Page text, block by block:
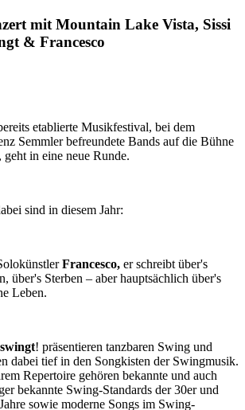
mit Mountain Lake Vista, Sissi
& Francesco
etablierte Musikfestival, bei dem
Semmler befreundete Bands auf die Bühne
geht in eine neue Runde.
sind in diesem Jahr:
Francesco, er schreibt über's
über's Sterben – aber hauptsächlich über's
Leben.
! präsentieren tanzbaren Swing und
dabei tief in den Songkisten der Swingmusik.
Repertoire gehören bekannte und auch
bekannte Swing-Standards der 30er und
sowie moderne Songs im Swing-